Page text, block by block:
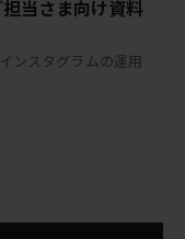
当さま向け資料
ンスタグラムの運用